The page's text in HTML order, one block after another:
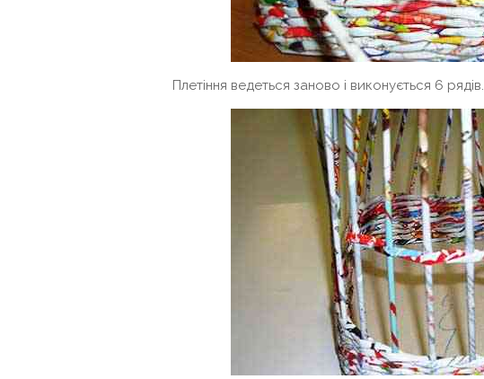
Плетіння ведеться заново і виконується 6 рядів.